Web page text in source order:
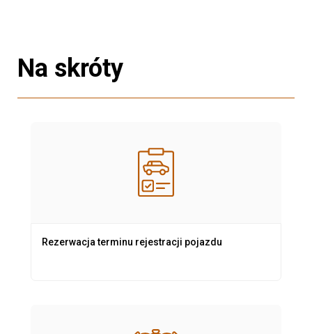
Na skróty
Rezerwacja terminu rejestracji pojazdu